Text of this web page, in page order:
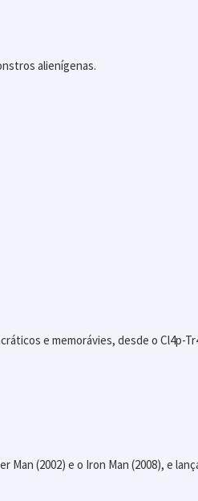
alienígenas.
e memorávies, desde o Cl4p-
(2002) e o Iron Man (2008), e